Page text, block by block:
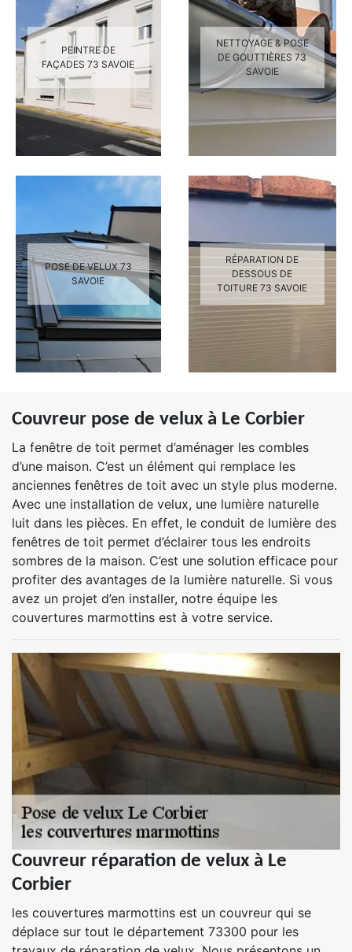
PEINTRE DE
FAÇADES 73 SAVOIE
NETTOYAGE & POSE
DE GOUTTIÈRES 73
SAVOIE
POSE DE VELUX 73
SAVOIE
RÉPARATION DE
DESSOUS DE
TOITURE 73 SAVOIE
Couvreur pose de velux à Le Corbier
La fenêtre de toit permet d’aménager les combles
d’une maison. C’est un élément qui remplace les
anciennes fenêtres de toit avec un style plus moderne.
Avec une installation de velux, une lumière naturelle
luit dans les pièces. En effet, le conduit de lumière des
fenêtres de toit permet d’éclairer tous les endroits
sombres de la maison. C’est une solution efficace pour
profiter des avantages de la lumière naturelle. Si vous
avez un projet d’en installer, notre équipe les
couvertures marmottins est à votre service.
Couvreur réparation de velux à Le
Corbier
les couvertures marmottins est un couvreur qui se
déplace sur tout le département 73300 pour les